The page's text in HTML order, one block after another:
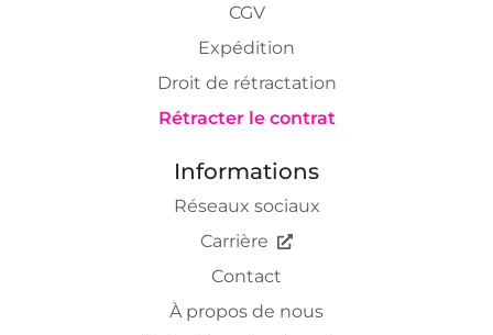
CGV
Expédition
Droit de rétractation
Rétracter le contrat
Informations
Réseaux sociaux
Carrière
Contact
À propos de nous